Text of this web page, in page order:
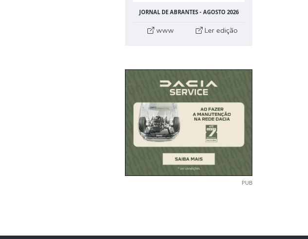
JORNAL DE ABRANTES - AGOSTO 2026
www Ler edição
PUB